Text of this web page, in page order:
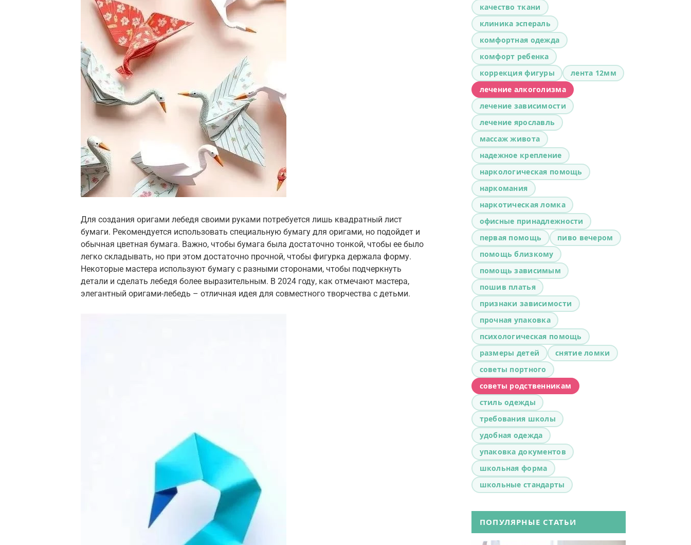
Для создания оригами лебедя своими руками потребуется лишь квадратный лист
бумаги. Рекомендуется использовать специальную бумагу для оригами, но подойдет и
обычная цветная бумага. Важно, чтобы бумага была достаточно тонкой, чтобы ее было
легко складывать, но при этом достаточно прочной, чтобы фигурка держала форму.
Некоторые мастера используют бумагу с разными сторонами, чтобы подчеркнуть
детали и сделать лебедя более выразительным. В 2024 году, как отмечают мастера,
элегантный оригами-лебедь – отличная идея для совместного творчества с детьми.
качество ткани
клиника эспераль
комфортная одежда
комфорт ребенка
коррекция фигуры
лента 12мм
лечение алкоголизма
лечение зависимости
лечение ярославль
массаж живота
надежное крепление
наркологическая помощь
наркомания
наркотическая ломка
офисные принадлежности
первая помощь
пиво вечером
помощь близкому
помощь зависимым
пошив платья
признаки зависимости
прочная упаковка
психологическая помощь
размеры детей
снятие ломки
советы портного
советы родственникам
стиль одежды
требования школы
удобная одежда
упаковка документов
школьная форма
школьные стандарты
ПОПУЛЯРНЫЕ СТАТЬИ